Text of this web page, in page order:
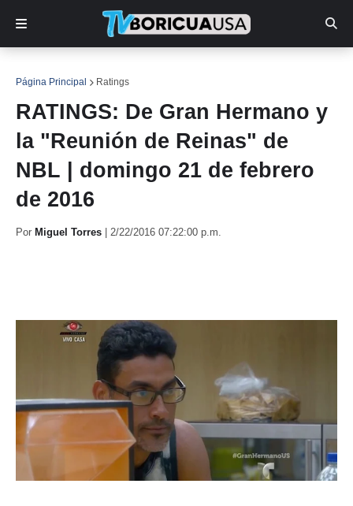
Página Principal Ratings
RATINGS: De Gran Hermano y
la "Reunión de Reinas" de
NBL | domingo 21 de febrero
de 2016
Por Miguel Torres 2/22/2016 07:22:00 p.m.